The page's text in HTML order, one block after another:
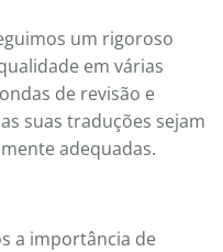
um rigoroso
em várias
de revisão e
suas traduções sejam
adequadas.
a importância de